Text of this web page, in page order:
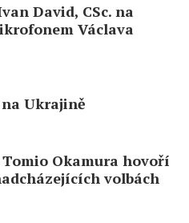
David, CSc. na
Václava
Ukrajině
Tomio Okamura hovoří
volbách